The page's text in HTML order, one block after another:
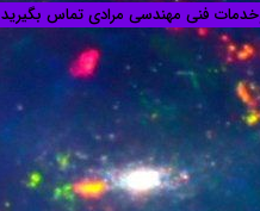
وخدمات فنی مهندسی مرادی تماس بگیرید